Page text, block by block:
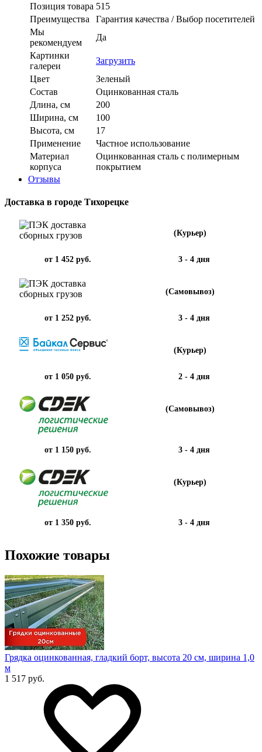
Позиция товара 515
Преимущества
Гарантия качества / Выбор посетителей
Мы
рекомендуем
Да
Картинки
галереи
Загрузить
Цвет
Зеленый
Состав
Оцинкованная сталь
Длина, см
200
Ширина, см
100
Высота, см
17
Применение
Частное использование
Материал
корпуса
Оцинкованная сталь с полимерным
покрытием
Отзывы
Доставка в городе Тихорецке
(Курьер)
от 1 452 руб. 3 - 4 дня
(Самовывоз)
от 1 252 руб. 3 - 4 дня
(Курьер)
от 1 050 руб. 2 - 4 дня
(Самовывоз)
от 1 150 руб. 3 - 4 дня
(Курьер)
от 1 350 руб. 3 - 4 дня
Похожие товары
Грядка оцинкованная, гладкий борт, высота 20 см, ширина 1,0
м
1 517 руб.